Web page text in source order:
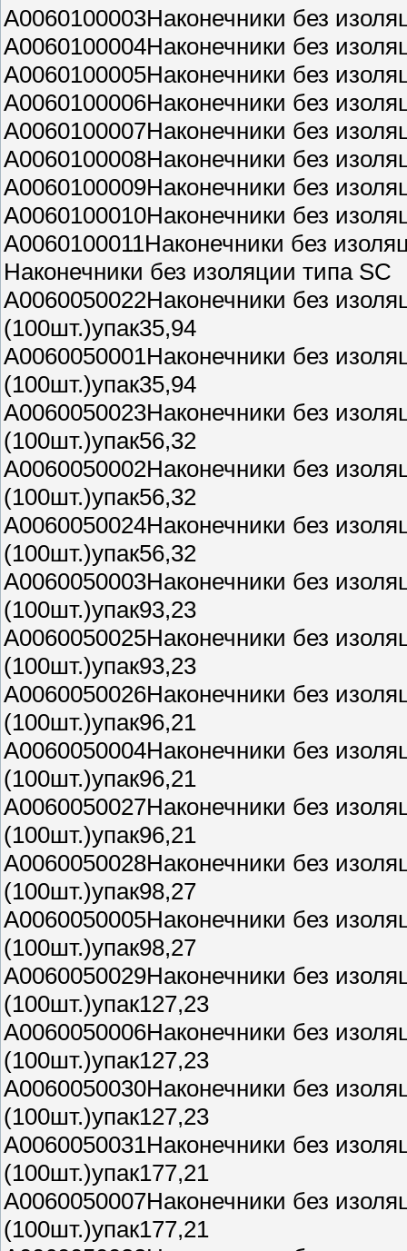
A0060100003Наконечники без
A0060100004Наконечники без
A0060100005Наконечники без
A0060100006Наконечники без
A0060100007Наконечники без
A0060100008Наконечники без
A0060100009Наконечники без
A0060100010Наконечники без
A0060100011Наконечники без
Наконечники без изоляции типа SC
A0060050022Наконечники без
(100шт.)упак35,94
A0060050001Наконечники без
(100шт.)упак35,94
A0060050023Наконечники без
(100шт.)упак56,32
A0060050002Наконечники без
(100шт.)упак56,32
A0060050024Наконечники без
(100шт.)упак56,32
A0060050003Наконечники без
(100шт.)упак93,23
A0060050025Наконечники без
(100шт.)упак93,23
A0060050026Наконечники без
(100шт.)упак96,21
A0060050004Наконечники без
(100шт.)упак96,21
A0060050027Наконечники без
(100шт.)упак96,21
A0060050028Наконечники без
(100шт.)упак98,27
A0060050005Наконечники без
(100шт.)упак98,27
A0060050029Наконечники без
(100шт.)упак127,23
A0060050006Наконечники без
(100шт.)упак127,23
A0060050030Наконечники без
(100шт.)упак127,23
A0060050031Наконечники без
(100шт.)упак177,21
A0060050007Наконечники без
(100шт.)упак177,21